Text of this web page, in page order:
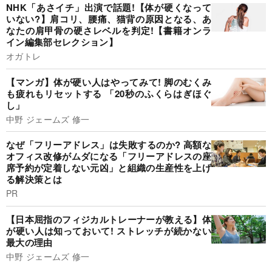
NHK「あさイチ」出演で話題!【体が硬くなって
いない?】肩コリ、腰痛、猫背の原因となる、あ
なたの肩甲骨の硬さレベルを判定!【書籍オンラ
イン編集部セレクション】
オガトレ
【マンガ】体が硬い人はやってみて! 脚のむくみ
も疲れもリセットする 「20秒のふくらはぎほぐ
し」
中野 ジェームズ 修一
なぜ「フリーアドレス」は失敗するのか? 高額な
オフィス改修がムダになる「フリーアドレスの座
席予約が定着しない元凶」と組織の生産性を上げ
る解決策とは
PR
【日本屈指のフィジカルトレーナーが教える】体
が硬い人は知っておいて! ストレッチが続かない
最大の理由
中野 ジェームズ 修一